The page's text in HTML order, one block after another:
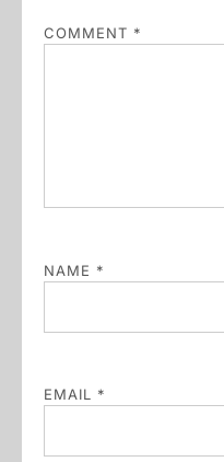
COMMENT *
NAME *
EMAIL *